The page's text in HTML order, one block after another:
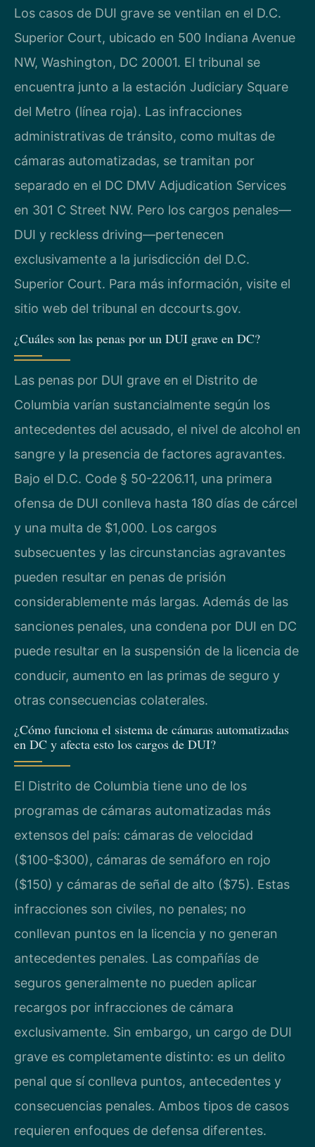
Los casos de DUI grave se ventilan en el D.C.
Superior Court, ubicado en 500 Indiana Avenue
NW, Washington, DC 20001. El tribunal se
encuentra junto a la estación Judiciary Square
del Metro (línea roja). Las infracciones
administrativas de tránsito, como multas de
cámaras automatizadas, se tramitan por
separado en el DC DMV Adjudication Services
en 301 C Street NW. Pero los cargos penales—
DUI y reckless driving—pertenecen
exclusivamente a la jurisdicción del D.C.
Superior Court. Para más información, visite el
sitio web del tribunal en dccourts.gov.
¿Cuáles son las penas por un DUI grave en DC?
Las penas por DUI grave en el Distrito de
Columbia varían sustancialmente según los
antecedentes del acusado, el nivel de alcohol en
sangre y la presencia de factores agravantes.
Bajo el D.C. Code § 50-2206.11, una primera
ofensa de DUI conlleva hasta 180 días de cárcel
y una multa de $1,000. Los cargos
subsecuentes y las circunstancias agravantes
pueden resultar en penas de prisión
considerablemente más largas. Además de las
sanciones penales, una condena por DUI en DC
puede resultar en la suspensión de la licencia de
conducir, aumento en las primas de seguro y
otras consecuencias colaterales.
¿Cómo funciona el sistema de cámaras automatizadas
en DC y afecta esto los cargos de DUI?
El Distrito de Columbia tiene uno de los
programas de cámaras automatizadas más
extensos del país: cámaras de velocidad
($100-$300), cámaras de semáforo en rojo
($150) y cámaras de señal de alto ($75). Estas
infracciones son civiles, no penales; no
conllevan puntos en la licencia y no generan
antecedentes penales. Las compañías de
seguros generalmente no pueden aplicar
recargos por infracciones de cámara
exclusivamente. Sin embargo, un cargo de DUI
grave es completamente distinto: es un delito
penal que sí conlleva puntos, antecedentes y
consecuencias penales. Ambos tipos de casos
requieren enfoques de defensa diferentes.